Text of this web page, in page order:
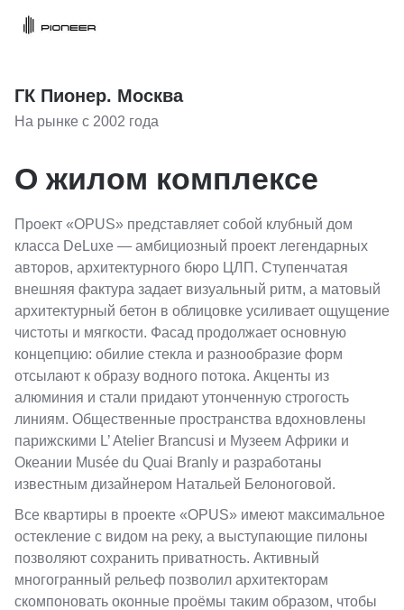
ГК Пионер. Москва
На рынке с 2002 года
О жилом комплексе
Проект «OPUS» представляет собой клубный дом
класса DeLuxe — амбициозный проект легендарных
авторов, архитектурного бюро ЦЛП. Ступенчатая
внешняя фактура задает визуальный ритм, а матовый
архитектурный бетон в облицовке усиливает ощущение
чистоты и мягкости. Фасад продолжает основную
концепцию: обилие стекла и разнообразие форм
отсылают к образу водного потока. Акценты из
алюминия и стали придают утонченную строгость
линиям. Общественные пространства вдохновлены
парижскими L’ Atelier Brancusi и Музеем Африки и
Океании Musée du Quai Branly и разработаны
известным дизайнером Натальей Белоноговой.
Все квартиры в проекте «OPUS» имеют максимальное
остекление с видом на реку, а выступающие пилоны
позволяют сохранить приватность. Активный
многогранный рельеф позволил архитекторам
скомпоновать оконные проёмы таким образом, чтобы